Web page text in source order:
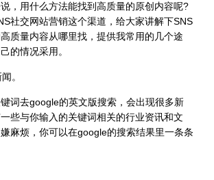
，用什么方法能找到高质量的原创内容呢?
社交网站营销这个渠道，给大家讲解下SNS
质量内容从哪里找，提供我常用的几个途
的情况采用。
。
去google的英文版搜索，会出现很多新
些与你输入的关键词相关的行业资讯和文
麻烦，你可以在google的搜索结果里一条条